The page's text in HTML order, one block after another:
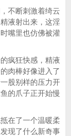
不断刺激着绮云
液射出来，这淫
嘴里也仿佛被灌
疯狂快感，精液
肉棒好像进入了
股别样的压力开
的爪子正开始慢
在了一个温暖柔
现了什么新奇事